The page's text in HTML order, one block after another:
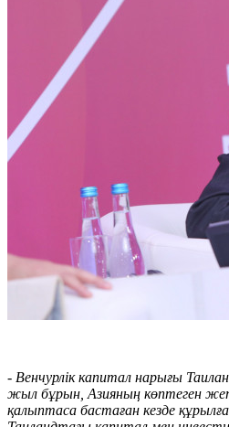
- Венчурлік капитал нарығы
жыл бұрын, Азияның көптеген
қалыптаса бастаған кезде